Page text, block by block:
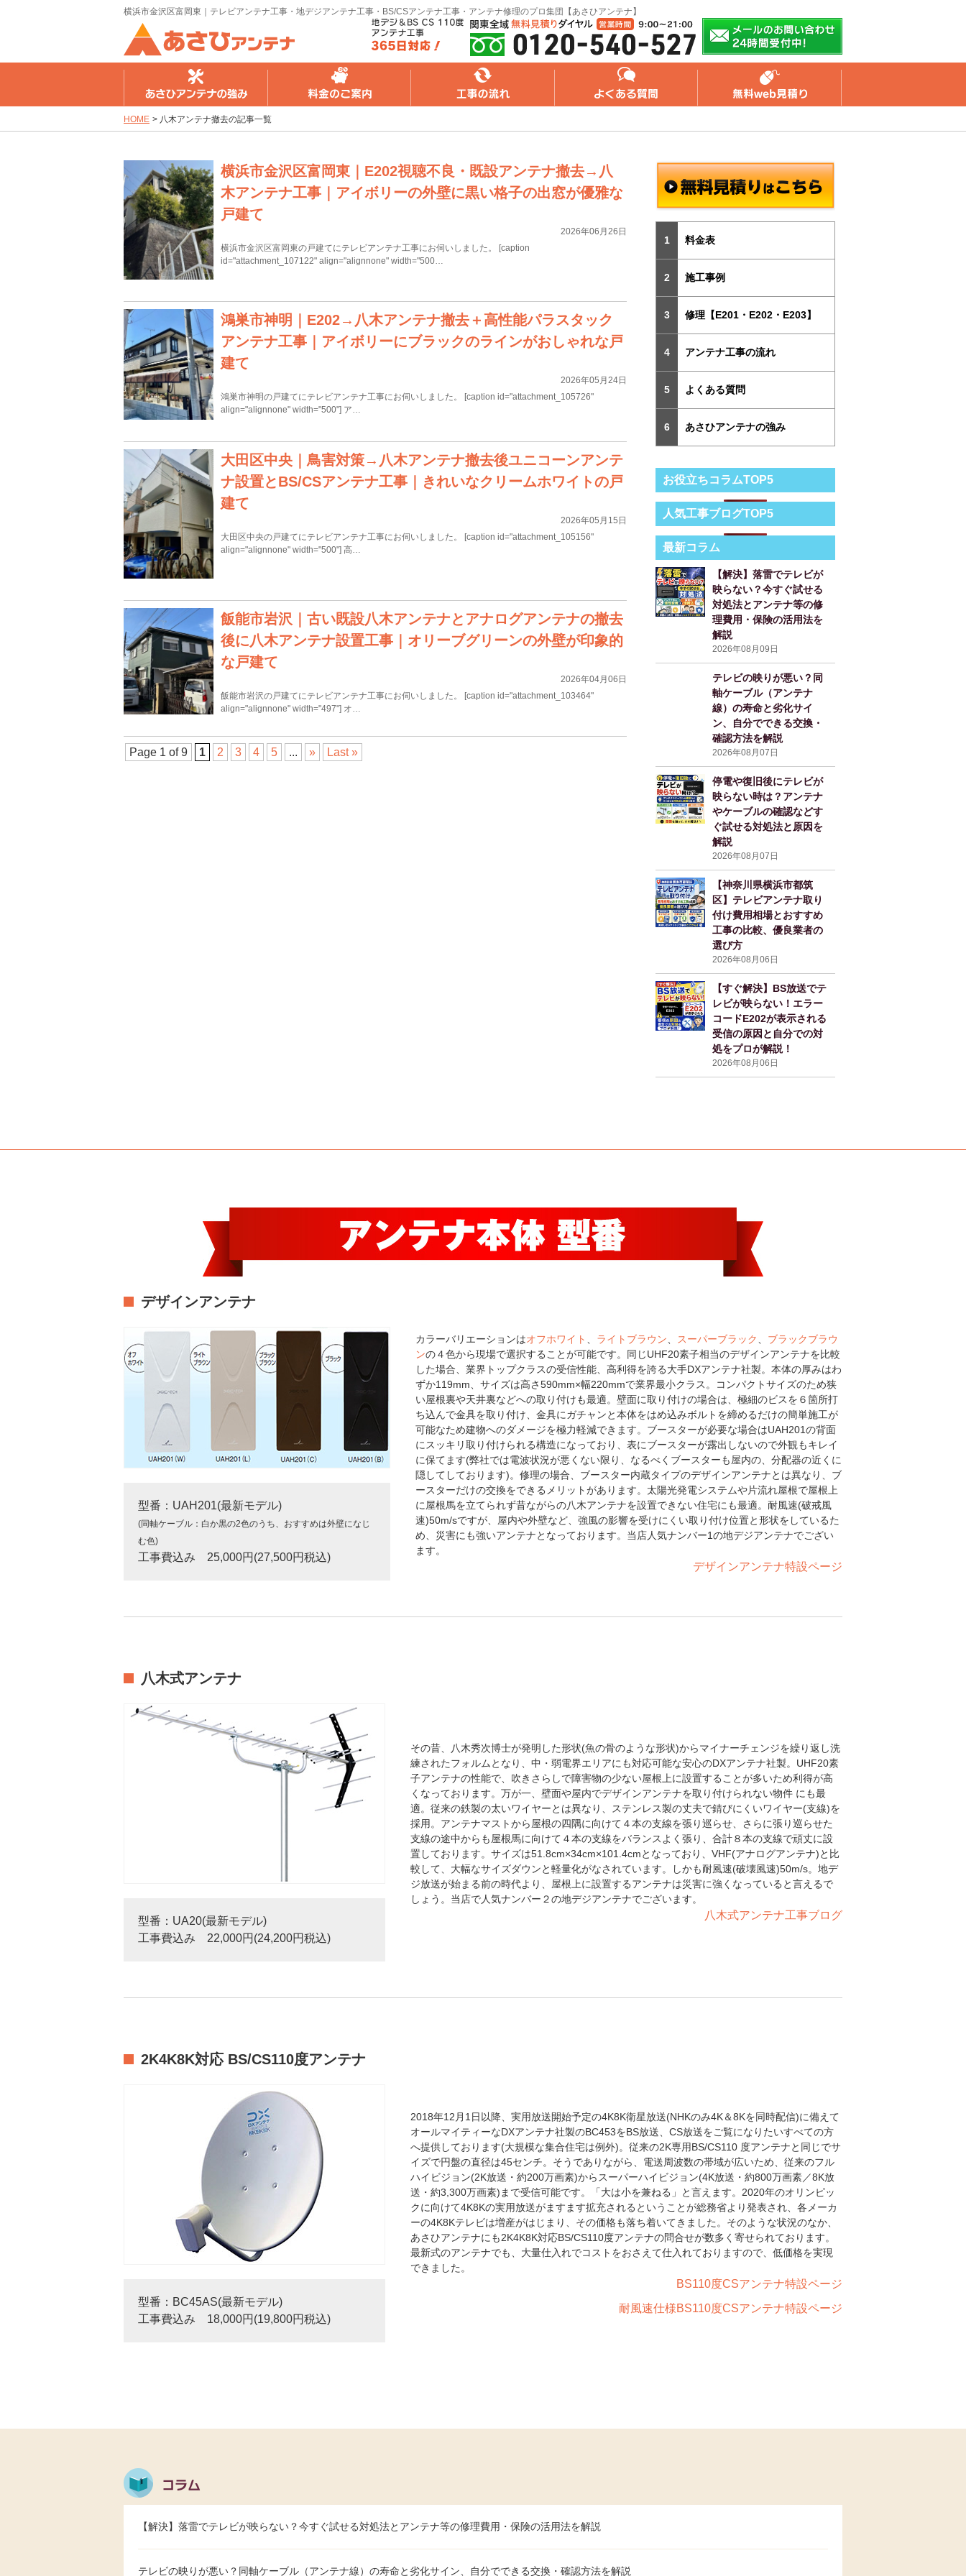
横浜市金沢区富岡東｜テレビアンテナ工事・地デジアンテナ工事・BS/CSアンテナ工事・アンテナ修理のプロ集団【あさひアンテナ】
料金のご案内 工事の流れ よくある質問 無料web見積り
HOME > 八木アンテナ撤去の記事一覧
横浜市金沢区富岡東｜E202視聴不良・既設アンテナ撤去→八
木アンテナ工事｜アイボリーの外壁に黒い格子の出窓が優雅な
戸建て
2026年06月26日
横浜市金沢区富岡東の戸建てにテレビアンテナ工事にお伺いしました。 [caption
id="attachment_107122" align="alignnone" width="500…
鴻巣市神明｜E202→八木アンテナ撤去＋高性能パラスタック
アンテナ工事｜アイボリーにブラックのラインがおしゃれな戸
建て
2026年05月24日
鴻巣市神明の戸建てにテレビアンテナ工事にお伺いしました。 [caption id="attachment_105726"
align="alignnone" width="500"] ア…
大田区中央｜鳥害対策→八木アンテナ撤去後ユニコーンアンテ
ナ設置とBS/CSアンテナ工事｜きれいなクリームホワイトの戸
建て
2026年05月15日
大田区中央の戸建てにテレビアンテナ工事にお伺いしました。 [caption id="attachment_105156"
align="alignnone" width="500"] 高…
飯能市岩沢｜古い既設八木アンテナとアナログアンテナの撤去
後に八木アンテナ設置工事｜オリーブグリーンの外壁が印象的
な戸建て
2026年04月06日
飯能市岩沢の戸建てにテレビアンテナ工事にお伺いしました。 [caption id="attachment_103464"
align="alignnone" width="497"] オ…
Page 1 of 9 1 2 3 4 5 ... » Last »
料金表
施工事例
修理【E201・E202・E203】
アンテナ工事の流れ
よくある質問
あさひアンテナの強み
お役立ちコラムTOP5
人気工事ブログTOP5
最新コラム
【解決】落雷でテレビが
映らない？今すぐ試せる
対処法とアンテナ等の修
理費用・保険の活用法を
解説
2026年08月09日
テレビの映りが悪い？同
軸ケーブル（アンテナ
線）の寿命と劣化サイ
ン、自分でできる交換・
確認方法を解説
2026年08月07日
停電や復旧後にテレビが
映らない時は？アンテナ
やケーブルの確認などす
ぐ試せる対処法と原因を
解説
2026年08月07日
【神奈川県横浜市都筑
区】テレビアンテナ取り
付け費用相場とおすすめ
工事の比較、優良業者の
選び方
2026年08月06日
【すぐ解決】BS放送でテ
レビが映らない！エラー
コードE202が表示される
受信の原因と自分での対
処をプロが解説！
2026年08月06日
デザインアンテナ
型番：UAH201(最新モデル)
(同軸ケーブル：白か黒の2色のうち、おすすめは外壁になじ
む色)
工事費込み 25,000円(27,500円税込)
カラーバリエーションはオフホワイト ライトブラウン スーパーブラック
ブラックブラウ
ンの４色から現場で選択することが可能です。同じUHF20素子相当のデザインアンテナを比較
した場合、業界トップクラスの受信性能、高利得を誇る大手DXアンテナ社製。本体の厚みはわ
ずか119mm、サイズは高さ590mm×幅220mmで業界最小クラス。コンパクトサイズのため狭
い屋根裏や天井裏などへの取り付けも最適。壁面に取り付けの場合は、極細のビスを６箇所打
ち込んで金具を取り付け、金具にガチャンと本体をはめ込みボルトを締めるだけの簡単施工が
可能なため建物へのダメージを極力軽減できます。ブースターが必要な場合はUAH201の背面
にスッキリ取り付けられる構造になっており、表にブースターが露出しないので外観もキレイ
に保てます(弊社では電波状況が悪くない限り、なるべくブースターも屋内の、分配器の近くに
隠してしております)。修理の場合、ブースター内蔵タイプのデザインアンテナとは異なり、ブ
ースターだけの交換をできるメリットがあります。太陽光発電システムや片流れ屋根で屋根上
に屋根馬を立てられず昔ながらの八木アンテナを設置できない住宅にも最適。耐風速(破戒風
速)50m/sですが、屋内や外壁など、強風の影響を受けにくい取り付け位置と形状をしているた
め、災害にも強いアンテナとなっております。当店人気ナンバー1の地デジアンテナでござい
ます。
デザインアンテナ特設ページ
八木式アンテナ
型番：UA20(最新モデル)
工事費込み 22,000円(24,200円税込)
その昔、八木秀次博士が発明した形状(魚の骨のような形状)からマイナーチェンジを繰り返し洗
練されたフォルムとなり、中・弱電界エリアにも対応可能な安心のDXアンテナ社製。UHF20素
子アンテナの性能で、吹きさらしで障害物の少ない屋根上に設置することが多いため利得が高
くなっております。万が一、壁面や屋内でデザインアンテナを取り付けられない物件 にも最
適。従来の鉄製の太いワイヤーとは異なり、ステンレス製の丈夫で錆びにくいワイヤー(支線)を
採用。アンテナマストから屋根の四隅に向けて４本の支線を張り巡らせ、さらに張り巡らせた
支線の途中からも屋根馬に向けて４本の支線をバランスよく張り、合計８本の支線で頑丈に設
置しております。サイズは51.8cm×34cm×101.4cmとなっており、VHF(アナログアンテナ)と比
較して、大幅なサイズダウンと軽量化がなされています。しかも耐風速(破壊風速)50m/s。地デ
ジ放送が始まる前の時代より、屋根上に設置するアンテナは災害に強くなっていると言えるで
しょう。当店で人気ナンバー２の地デジアンテナでございます。
八木式アンテナ工事ブログ
2K4K8K対応 BS/CS110度アンテナ
型番：BC45AS(最新モデル)
工事費込み 18,000円(19,800円税込)
2018年12月1日以降、実用放送開始予定の4K8K衛星放送(NHKのみ4K＆8Kを同時配信)に備えて
オールマイティーなDXアンテナ社製のBC453をBS放送、CS放送をご覧になりたいすべての方
へ提供しております(大規模な集合住宅は例外)。従来の2K専用BS/CS110 度アンテナと同じでサ
イズで円盤の直径は45センチ。そうでありながら、電送周波数の帯域が広いため、従来のフル
ハイビジョン(2K放送・約200万画素)からスーパーハイビジョン(4K放送・約800万画素／8K放
送・約3,300万画素)まで受信可能です。「大は小を兼ねる」と言えます。2020年のオリンピッ
クに向けて4K8Kの実用放送がますます拡充されるということが総務省より発表され、各メーカ
ーの4K8Kテレビは増産がはじまり、その価格も落ち着いてきました。そのような状況のなか、
あさひアンテナにも2K4K8K対応BS/CS110度アンテナの問合せが数多く寄せられております。
最新式のアンテナでも、大量仕入れでコストをおさえて仕入れておりますので、低価格を実現
できました。
BS110度CSアンテナ特設ページ
耐風速仕様BS110度CSアンテナ特設ページ
【解決】落雷でテレビが映らない？今すぐ試せる対処法とアンテナ等の修理費用・保険の活用法を解説
テレビの映りが悪い？同軸ケーブル（アンテナ線）の寿命と劣化サイン、自分でできる交換・確認方法を解説